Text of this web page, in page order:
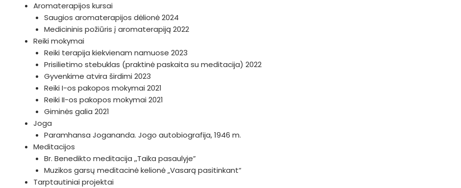
Aromaterapijos kursai
Saugios aromaterapijos dėlionė 2024
Medicininis požiūris į aromaterapiją 2022
Reiki mokymai
Reiki terapija kiekvienam namuose 2023
Prisilietimo stebuklas (praktinė paskaita su meditacija) 2022
Gyvenkime atvira širdimi 2023
Reiki I-os pakopos mokymai 2021
Reiki II-os pakopos mokymai 2021
Giminės galia 2021
Joga
Paramhansa Jogananda. Jogo autobiografija, 1946 m.
Meditacijos
Br. Benedikto meditacija ,,Taika pasaulyje”
Muzikos garsų meditacinė kelionė „Vasarą pasitinkant“
Tarptautiniai projektai